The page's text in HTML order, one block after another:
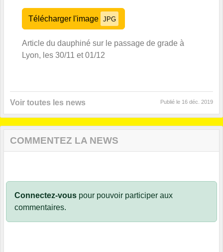
Télécharger l'image JPG
Article du dauphiné sur le passage de grade à
Lyon, les 30/11 et 01/12
Voir toutes les news Publié le 16 déc. 2019
COMMENTEZ LA NEWS
Connectez-vous pour pouvoir participer aux
commentaires.